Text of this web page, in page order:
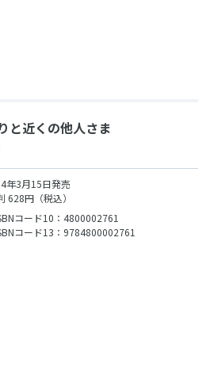
と近くの他人さま
年3月15日発売
628円（税込）
コード10：4800002761
コード13：9784800002761